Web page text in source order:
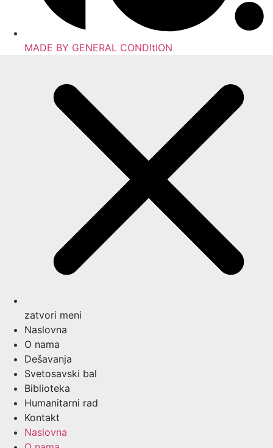
MADE BY GENERAL CONDItION
zatvori meni
Naslovna
O nama
Dešavanja
Svetosavski bal
Biblioteka
Humanitarni rad
Kontakt
Naslovna